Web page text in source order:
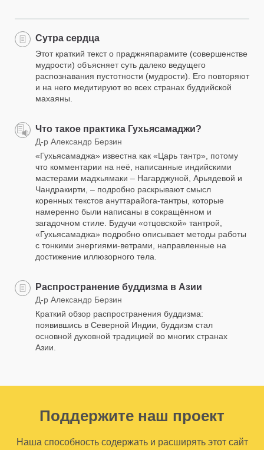
Сутра сердца
Этот краткий текст о праджняпарамите (совершенстве
мудрости) объясняет суть далеко ведущего
распознавания пустотности (мудрости). Его повторяют
и на него медитируют во всех странах буддийской
махаяны.
Что такое практика Гухьясамаджи?
Д-р Александр Берзин
«Гухьясамаджа» известна как «Царь тантр», потому
что комментарии на неё, написанные индийскими
мастерами мадхьямаки – Нагарджуной, Арьядевой и
Чандракирти, – подробно раскрывают смысл
коренных текстов ануттарайога-тантры, которые
намеренно были написаны в сокращённом и
загадочном стиле. Будучи «отцовской» тантрой,
«Гухьясамаджа» подробно описывает методы работы
с тонкими энергиями-ветрами, направленные на
достижение иллюзорного тела.
Распространение буддизма в Азии
Д-р Александр Берзин
Краткий обзор распространения буддизма:
появившись в Северной Индии, буддизм стал
основной духовной традицией во многих странах
Азии.
Поддержите наш проект
Наша способность содержать и расширять этот сайт